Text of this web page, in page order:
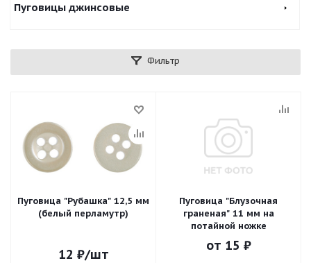
Пуговицы джинсовые
Фильтр
Пуговица "Рубашка" 12,5 мм
(белый перламутр)
12 ₽/шт
Пуговица "Блузочная
граненая" 11 мм на
потайной ножке
от 15 ₽